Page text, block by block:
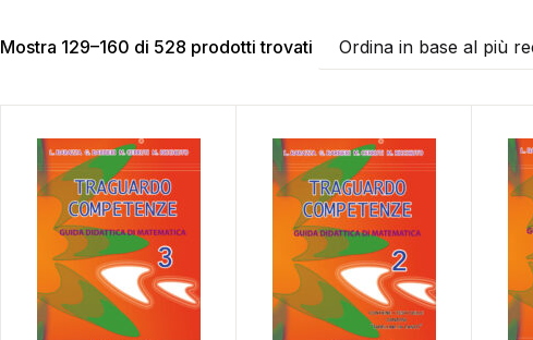
Mostra 129–160 di 528 prodotti trovati Ordina in base al più